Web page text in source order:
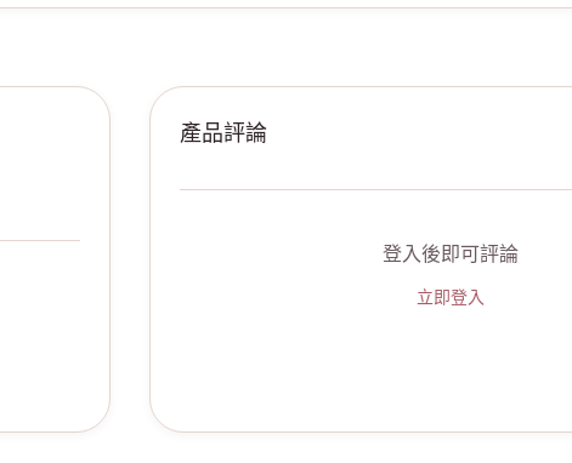
產品評論
登入後即可評論
立即登入